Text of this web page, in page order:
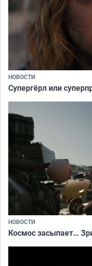
НОВОСТИ
Супергёрл или
НОВОСТИ
Космос засыпает…